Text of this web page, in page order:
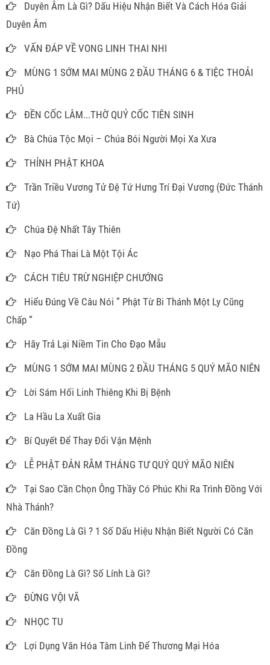
Duyên Âm Là Gì? Dấu Hiệu Nhận Biết Và Cách Hóa Giải
Duyên Âm
VẤN ĐÁP VỀ VONG LINH THAI NHI
MÙNG 1 SỚM MAI MÙNG 2 ĐẦU THÁNG 6 & TIỆC THOẢI
PHỦ
ĐỀN CỐC LÂM...THỜ QUỶ CỐC TIÊN SINH
Bà Chúa Tộc Mọi – Chúa Bói Người Mọi Xa Xưa
THỈNH PHẬT KHOA
Trần Triều Vương Tử Đệ Tứ Hưng Trí Đại Vương (Đức Thánh
Tứ)
Chúa Đệ Nhất Tây Thiên
Nạo Phá Thai Là Một Tội Ác
CÁCH TIÊU TRỪ NGHIỆP CHƯỚNG
Hiểu Đúng Về Câu Nói ” Phật Từ Bi Thánh Một Ly Cũng
Chấp “
Hãy Trả Lại Niềm Tin Cho Đạo Mẫu
MÙNG 1 SỚM MAI MÙNG 2 ĐẦU THÁNG 5 QUÝ MÃO NIÊN
Lời Sám Hối Linh Thiêng Khi Bị Bệnh
La Hầu La Xuất Gia
Bí Quyết Để Thay Đổi Vận Mệnh
LỄ PHẬT ĐẢN RẰM THÁNG TƯ QUÝ QUÝ MÃO NIÊN
Tại Sao Cần Chọn Ông Thầy Có Phúc Khi Ra Trình Đồng Với
Nhà Thánh?
Căn Đồng Là Gì ? 1 Số Dấu Hiệu Nhận Biết Người Có Căn
Đồng
Căn Đồng Là Gì? Số Lính Là Gì?
ĐỪNG VỘI VÃ
NHỌC TU
Lợi Dụng Văn Hóa Tâm Linh Để Thương Mại Hóa